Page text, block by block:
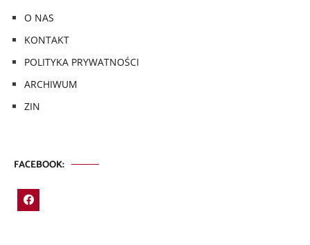
O NAS
KONTAKT
POLITYKA PRYWATNOŚCI
ARCHIWUM
ZIN
FACEBOOK: